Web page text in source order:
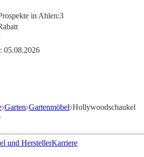
in Ahlen:3
05.08.2026
Garten Gartenmöbel Hollywoodschaukel
und HerstellerKarriere